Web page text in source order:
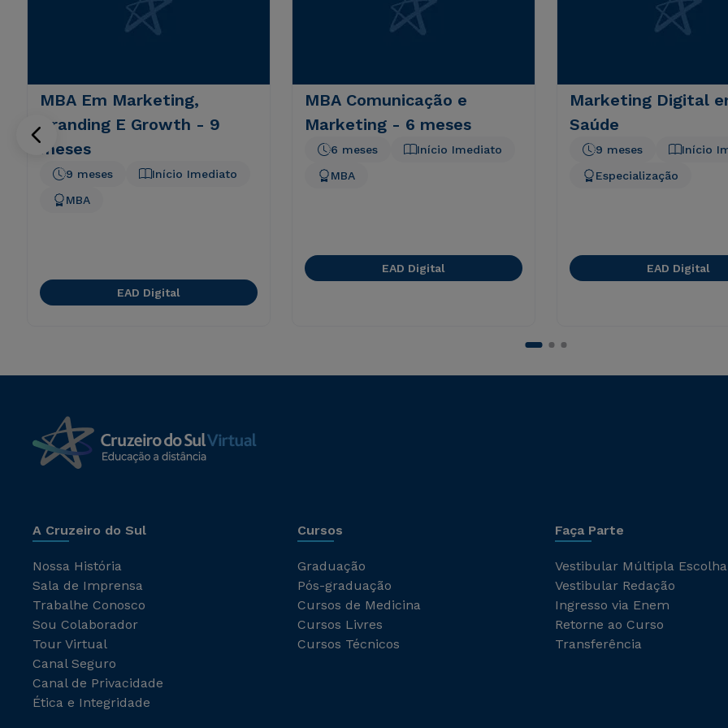
MBA Em Marketing,
Branding E Growth - 9
meses
Início Imediato
9 meses
MBA
EAD Digital
MBA Comunicação e
Marketing - 6 meses
Início Imediato
6 meses
MBA
EAD Digital
Marketing Digital
Saúde
Início
9 meses
Especialização
EAD Digital
A Cruzeiro do Sul
Nossa História
Sala de Imprensa
Trabalhe Conosco
Sou Colaborador
Tour Virtual
Canal Seguro
Canal de Privacidade
Ética e Integridade
Cursos
Graduação
Pós-graduação
Cursos de Medicina
Cursos Livres
Cursos Técnicos
Faça Parte
Vestibular Múltipla Escolha
Vestibular Redação
Ingresso via Enem
Retorne ao Curso
Transferência